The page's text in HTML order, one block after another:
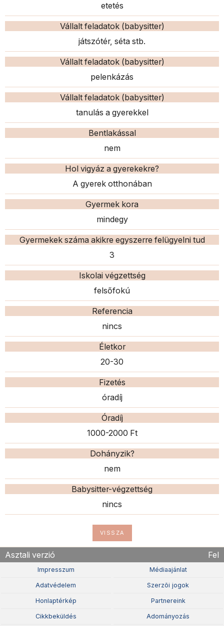
etetés
Vállalt feladatok (babysitter)
játszótér, séta stb.
Vállalt feladatok (babysitter)
pelenkázás
Vállalt feladatok (babysitter)
tanulás a gyerekkel
Bentlakással
nem
Hol vigyáz a gyerekekre?
A gyerek otthonában
Gyermek kora
mindegy
Gyermekek száma akikre egyszerre felügyelni tud
3
Iskolai végzettség
felsőfokú
Referencia
nincs
Életkor
20-30
Fizetés
óradíj
Óradíj
1000-2000 Ft
Dohányzik?
nem
Babysitter-végzettség
nincs
VISSZA
Asztali verzió Fel
Impresszum Médiaajánlat
Adatvédelem Szerzõi jogok
Honlaptérkép Partnereink
Cikkbeküldés Adományozás